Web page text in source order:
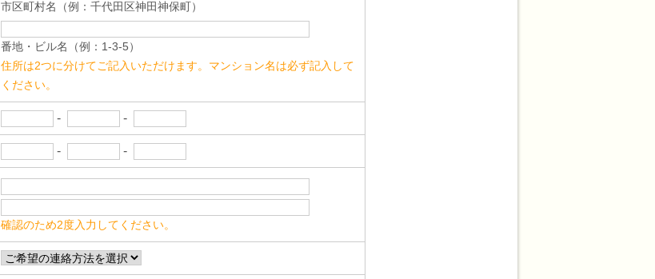
市区町村名（例：千代田区神田神保町）
番地・ビル名（例：1-3-5）
住所は2つに分けてご記入いただけます。マンション名は必ず記入して
ください。
- -
- -
確認のため2度入力してください。